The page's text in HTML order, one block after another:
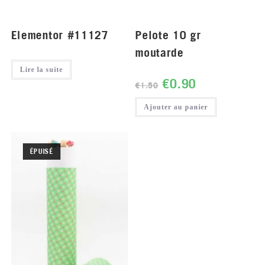
Elementor #11127
Lire la suite
Pelote 10 gr
moutarde
€1.50 €0.90
Ajouter au panier
ÉPUISÉ